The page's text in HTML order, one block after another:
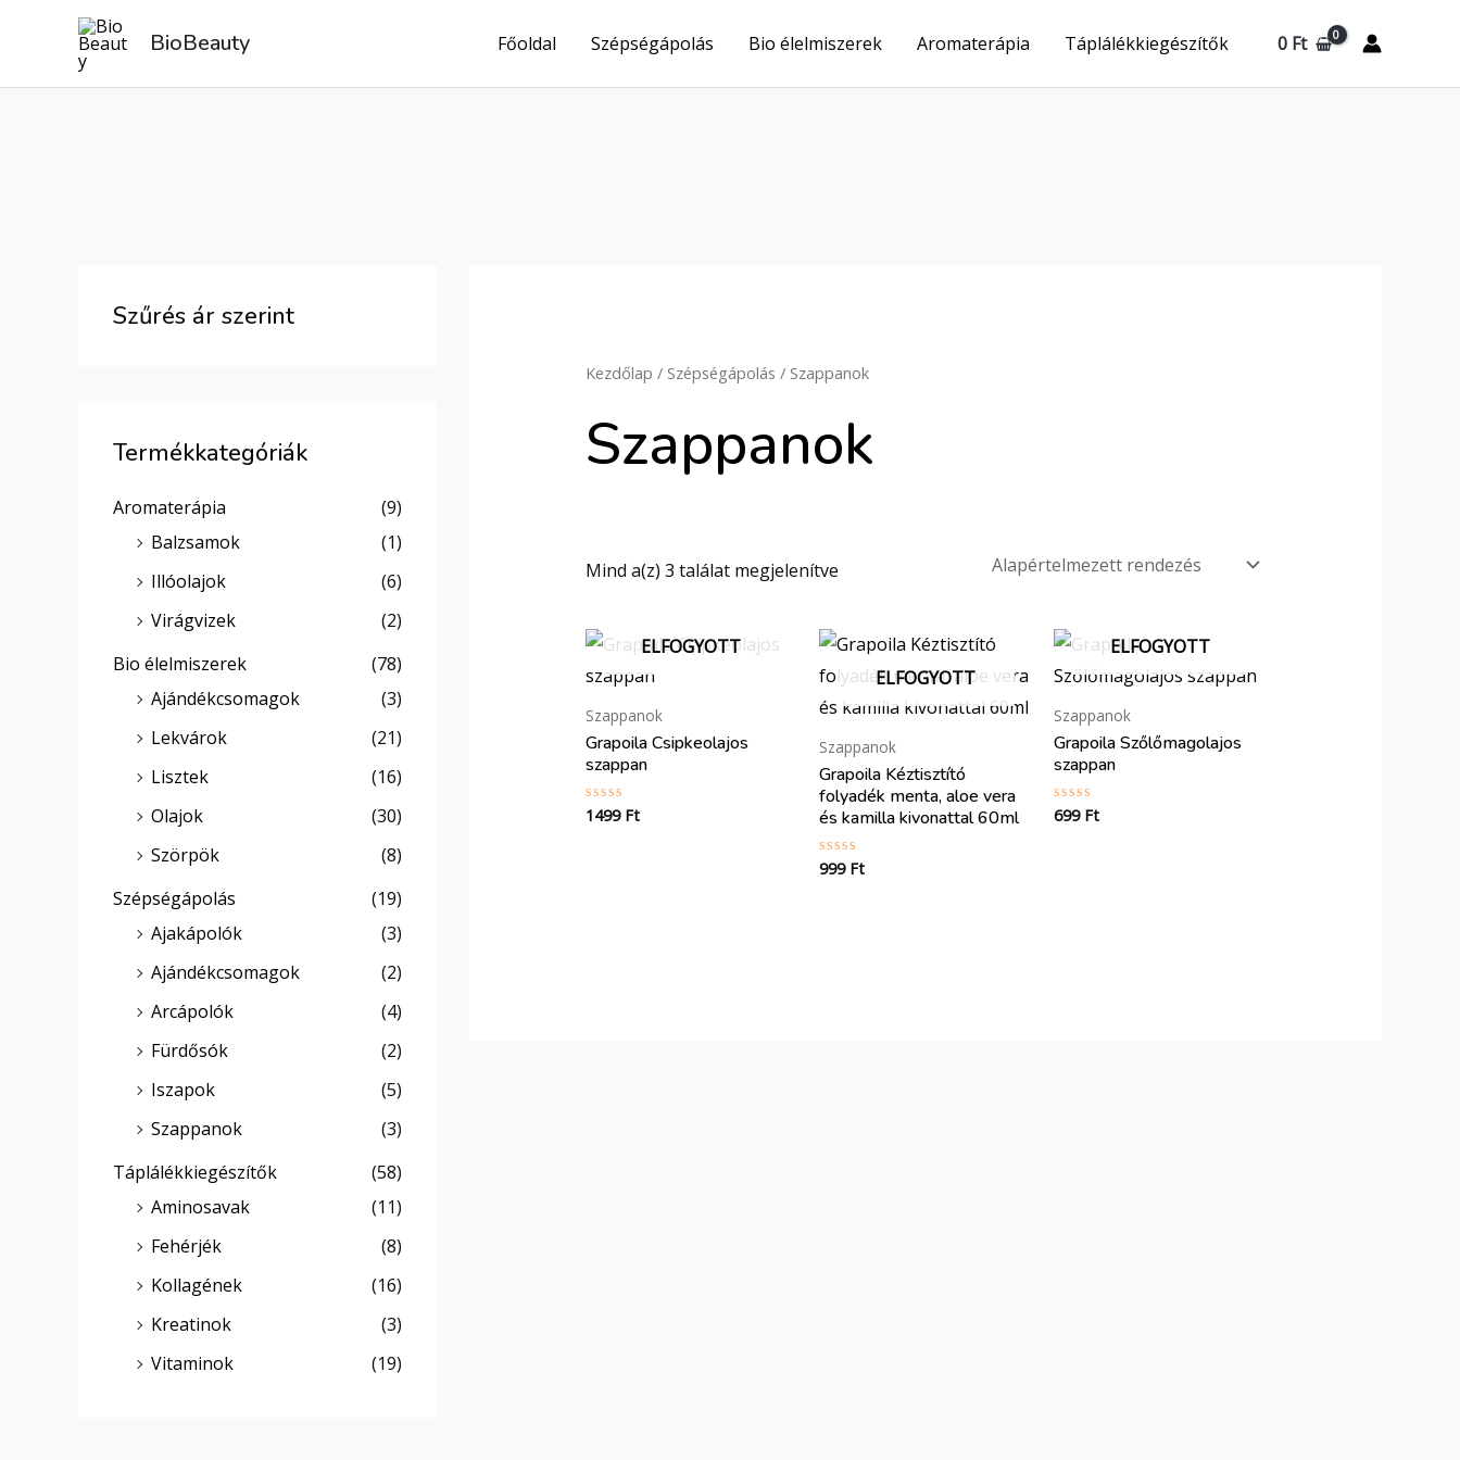
BioBeauty Főoldal Szépségápolás Bio élelmiszerek Aromaterápia Táplálékkiegészítők 0 Ft
Szűrés ár szerint
Termékkategóriák
Aromaterápia
(9)
Balzsamok
(1)
Illóolajok
(6)
Virágvizek
(2)
Bio élelmiszerek
(78)
Ajándékcsomagok
(3)
Lekvárok
(21)
Lisztek
(16)
Olajok
(30)
Szörpök
(8)
Szépségápolás
(19)
Ajakápolók
(3)
Ajándékcsomagok
(2)
Arcápolók
(4)
Fürdősók
(2)
Iszapok
(5)
Szappanok
(3)
Táplálékkiegészítők
(58)
Aminosavak
(11)
Fehérjék
(8)
Kollagének
(16)
Kreatinok
(3)
Vitaminok
(19)
Kezdőlap / Szépségápolás / Szappanok
Szappanok
Mind a(z) 3 találat megjelenítve
ELFOGYOTT
Szappanok
Grapoila Csipkeolajos
szappan
Értékelés:
1499 Ft
ELFOGYOTT
Szappanok
Grapoila Kéztisztító
folyadék menta, aloe vera
és kamilla kivonattal 60ml
Értékelés:
999 Ft
ELFOGYOTT
Szappanok
Grapoila Szőlőmagolajos
szappan
Értékelés:
699 Ft